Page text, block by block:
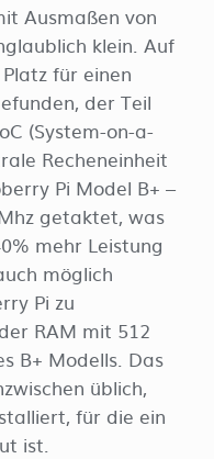
Ausmaßen von
klein. Auf
für einen
der Teil
(System-on-a-
Recheneinheit
Pi Model B+ –
getaktet, was
mehr Leistung
möglich
Pi zu
RAM mit 512
B+ Modells. Das
üblich,
für die ein
ist.